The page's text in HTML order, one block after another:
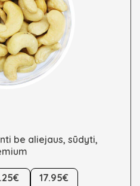
be aliejaus, sūdyti,
This
product
17.95€